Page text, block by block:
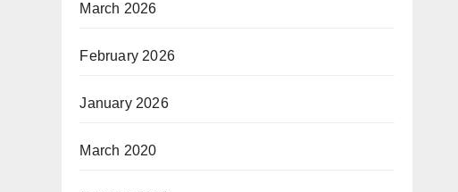
March 2026
February 2026
January 2026
March 2020